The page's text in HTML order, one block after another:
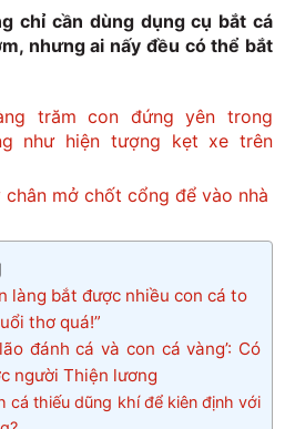
chỉ cần dùng dụng cụ bắt cá
nhưng ai nấy đều có thể bắt
trăm con đứng yên trong
như hiện tượng kẹt xe trên
mở chốt cổng để vào nhà
làng bắt được nhiều con cá to
thơ quá!”
đánh cá và con cá vàng’: Có
người Thiện lương
cá thiếu dũng khí để kiên định với